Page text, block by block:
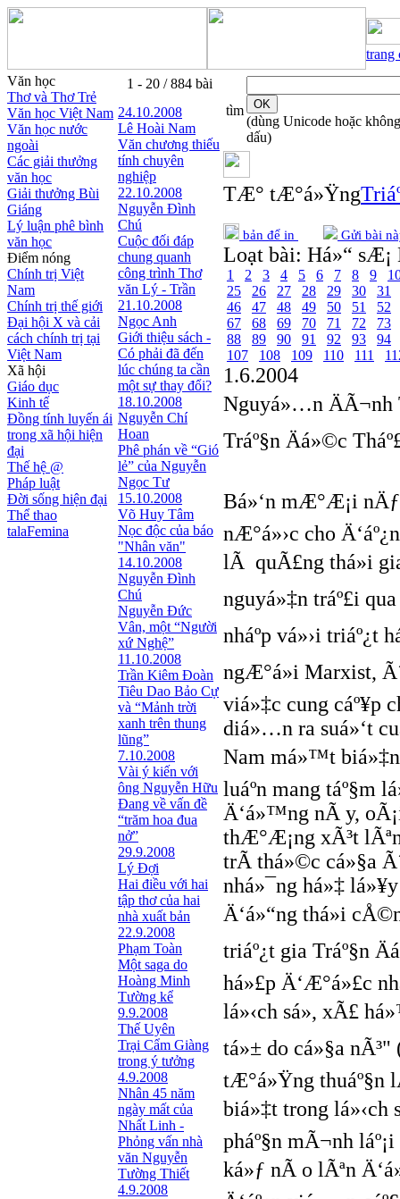
trang
Văn học
Thơ và Thơ Trẻ
Văn học Việt Nam
Văn học nước
ngoài
Các giải thưởng
văn học
Giải thưởng Bùi
Giáng
Lý luận phê bình
văn học
Điểm nóng
Chính trị Việt
Nam
Chính trị thế giới
Đại hội X và cải
cách chính trị tại
Việt Nam
Xã hội
Giáo dục
Kinh tế
Đồng tính luyến ái
trong xã hội hiện
đại
Thế hệ @
Pháp luật
Đời sống hiện đại
Thể thao
talaFemina
1 - 20 / 884 bài
24.10.2008
Lê Hoài Nam
Văn chương thiếu
tính chuyên
nghiệp
22.10.2008
Nguyễn Đình
Chú
Cuộc đối đáp
chung quanh
công trình Thơ
văn Lý - Trần
21.10.2008
Ngọc Anh
Giới thiệu sách -
Có phải đã đến
lúc chúng ta cần
một sự thay đổi?
18.10.2008
Nguyễn Chí
Hoan
Phê phán về “Gió
lẻ” của Nguyễn
Ngọc Tư
15.10.2008
Võ Huy Tâm
Nọc độc của báo
"Nhân văn"
14.10.2008
Nguyễn Đình
Chú
Nguyễn Đức
Vân, một “Người
xứ Nghệ”
11.10.2008
Trần Kiêm Đoàn
Tiêu Dao Bảo Cự
và “Mảnh trời
xanh trên thung
lũng”
7.10.2008
Vài ý kiến với
ông Nguyễn Hữu
Đang về vấn đề
“trăm hoa đua
nở”
29.9.2008
Lý Đợi
Hai điều với hai
tập thơ của hai
nhà xuất bản
22.9.2008
Phạm Toàn
Một saga do
Hoàng Minh
Tường kể
9.9.2008
Thế Uyên
Trại Cẩm Giàng
trong ý tưởng
4.9.2008
Nhân 45 năm
ngày mất của
Nhất Linh -
Phỏng vấn nhà
văn Nguyễn
Tường Thiết
4.9.2008
tìm
(dùng Unicode hoặc không
dấu)
TÆ° tÆ°á»Ÿng
bản để in Gửi bài
Loạt bài: Há»“ sÆ¡
1 2 3 4 5 6 7 8 9
25
26 27 28 29 30
31
46
47 48 49 50 51
52
67
68 69 70 71 72
73
88
89 90 91 92 93
94
107
108 109 110 111
1.6.2004
Nguyá»…n ÄÃ¬nh
Tráº§n Äá»©c
Bá»‘n mÆ°Æ¡i
nÆ°á»›c cho
lÃ quÃ£ng thá»i
nguyá»‡n tráº£i
nháº­p vá»›i triáº¿t
ngÆ°á»i Marxist,
viá»‡c cung cáº¥p
diá»…n ra suá»‘t
Nam má»™t
luáº­n mang táº§m
Ä‘á»™ng nÃ y,
thÆ°Æ¡ng xÃ³t
trÃ­ thá»©c cá»§a
nhá»¯ng há»‡
Ä‘á»“ng thá»i
triáº¿t gia Tráº§n
há»£p Ä‘Æ°á»£c
lá»‹ch sá»­, xÃ£
tá»± do cá»§a nÃ³"
tÆ°á»Ÿng thuáº§n
biá»‡t trong lá»‹ch
pháº§n mÃ¬nh
ká»ƒ nÃ o lÃªn